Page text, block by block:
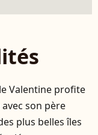
Valentine profite
son père
plus belles îles